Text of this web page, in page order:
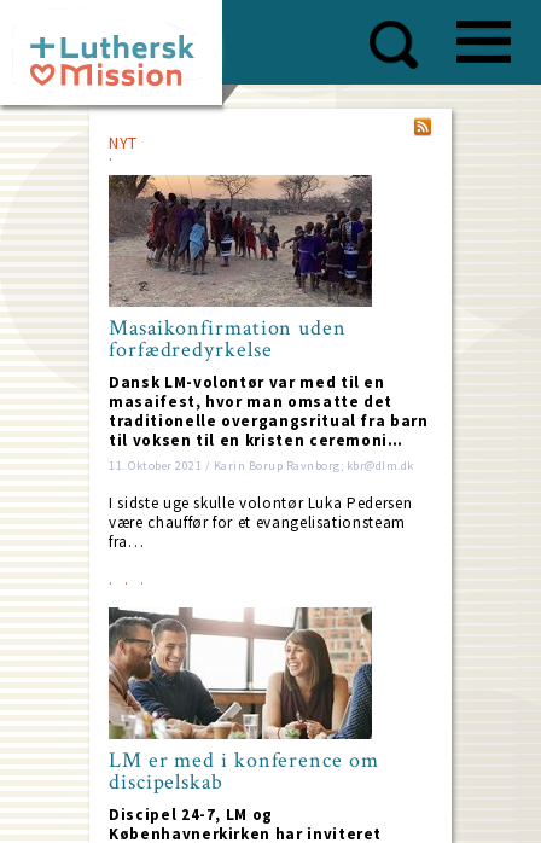
main
content
NYT
Masaikonfirmation uden
forfædredyrkelse
Dansk LM-volontør var med til en
masaifest, hvor man omsatte det
traditionelle overgangsritual fra barn
til voksen til en kristen ceremoni…
11. Oktober 2021 / Karin Borup Ravnborg; kbr@dlm.dk
I sidste uge skulle volontør Luka Pedersen
være chauffør for et evangelisationsteam
fra…
LM er med i konference om
discipelskab
Discipel 24-7, LM og
Københavnerkirken har inviteret